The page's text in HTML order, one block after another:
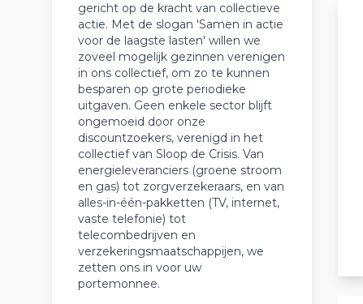
gericht op de kracht van collectieve
actie. Met de slogan 'Samen in actie
voor de laagste lasten' willen we
zoveel mogelijk gezinnen verenigen
in ons collectief, om zo te kunnen
besparen op grote periodieke
uitgaven. Geen enkele sector blijft
ongemoeid door onze
discountzoekers, verenigd in het
collectief van Sloop de Crisis. Van
energieleveranciers (groene stroom
en gas) tot zorgverzekeraars, en van
alles-in-één-pakketten (TV, internet,
vaste telefonie) tot
telecombedrijven en
verzekeringsmaatschappijen, we
zetten ons in voor uw
portemonnee.